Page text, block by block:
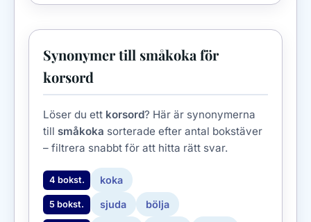
Synonymer till småkoka för
korsord
Löser du ett korsord? Här är synonymerna
till småkoka sorterade efter antal bokstäver
– filtrera snabbt för att hitta rätt svar.
4 bokst. koka
5 bokst. sjuda bölja